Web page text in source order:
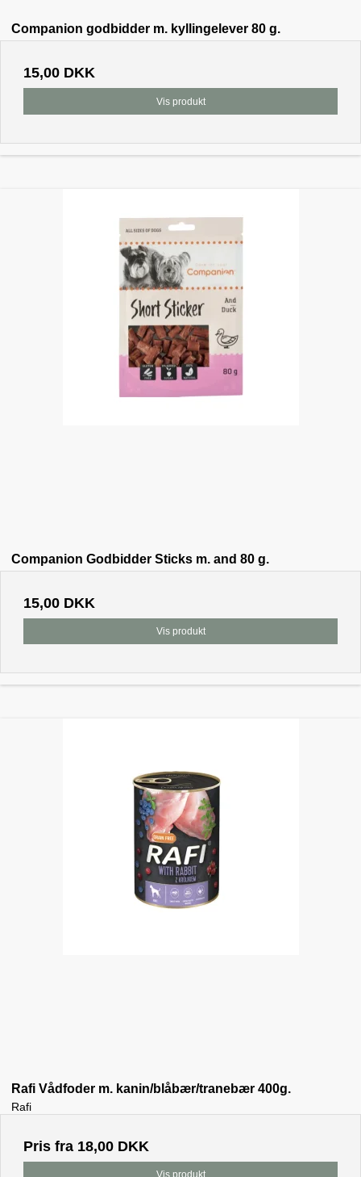
Companion godbidder m. kyllingelever 80 g.
15,00 DKK
Vis produkt
Companion Godbidder Sticks m. and 80 g.
15,00 DKK
Vis produkt
Rafi Vådfoder m. kanin/blåbær/tranebær 400g.
Rafi
Pris fra 18,00 DKK
Vis produkt